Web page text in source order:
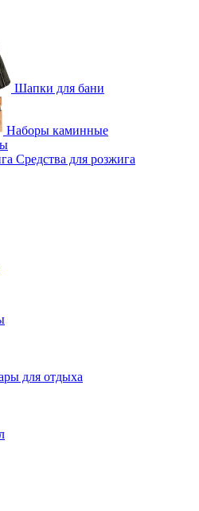
Шапки для бани
Наборы каминные
Средства для розжига
для отдыха